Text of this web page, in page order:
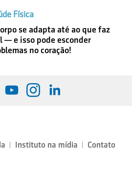
Física
se adapta até ao que faz
— e isso pode esconder
no coração!
Instituto na mídia
Contato